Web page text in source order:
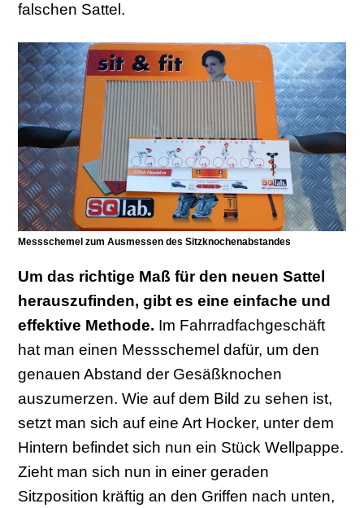
falschen Sattel.
Messschemel zum Ausmessen des Sitzknochenabstandes
Um das richtige Maß für den neuen Sattel
herauszufinden, gibt es eine einfache und
effektive Methode. Im Fahrradfachgeschäft
hat man einen Messschemel dafür, um den
genauen Abstand der Gesäßknochen
auszumerzen. Wie auf dem Bild zu sehen ist,
setzt man sich auf eine Art Hocker, unter dem
Hintern befindet sich nun ein Stück Wellpappe.
Zieht man sich nun in einer geraden
Sitzposition kräftig an den Griffen nach unten,